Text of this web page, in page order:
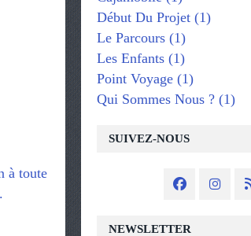
NEWSLETTER
SUIVEZ-NOUS
Début Du Projet (1)
Le Parcours (1)
Les Enfants (1)
Point Voyage (1)
Qui Sommes Nous ? (1)